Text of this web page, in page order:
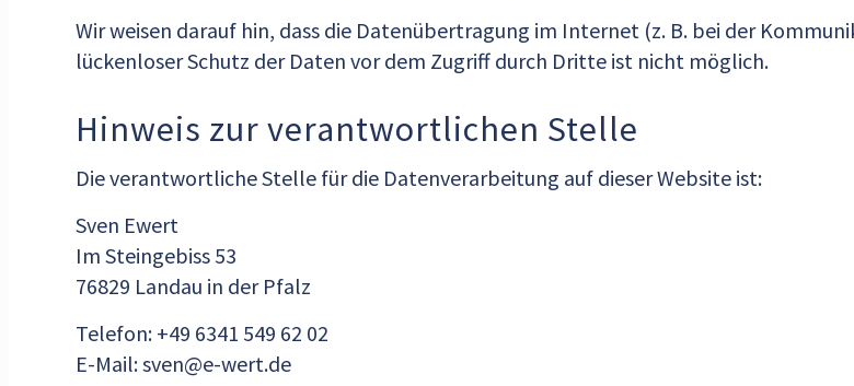
Wir weisen darauf hin, dass die Datenübertragung im Internet (z. B. bei der
lückenloser Schutz der Daten vor dem Zugriff durch Dritte ist nicht möglich.
Hinweis zur verantwortlichen Stelle
Die verantwortliche Stelle für die Datenverarbeitung auf dieser Website ist:
Sven Ewert
Im Steingebiss 53
76829 Landau in der Pfalz
Telefon: +49 6341 549 62 02
E-Mail: sven@e-wert.de